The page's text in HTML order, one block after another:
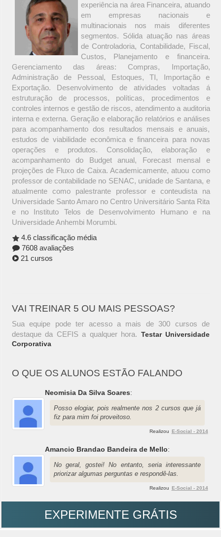
experiência na área Financeira, atuando
em empresas nacionais e
multinacionais nos mais diferentes
segmentos. Sólida atuação nas áreas
de Controladoria, Contabilidade, Fiscal,
Custos, Planejamento e financeira.
Gerenciamento das áreas: Compras, Importação,
Administração de Pessoal, Estoques, TI, Importação e
Exportação. Desenvolvimento de atividades voltadas á
estruturação de processos, políticas, procedimentos e
controles internos e gestão de riscos, atendimento a auditoria
interna e externa. Geração e elaboração relatórios e análises
para acompanhamento dos resultados mensais e anuais,
estudos de viabilidade econômica e financeira para novas
operações e produtos. Consolidação, elaboração e
acompanhamento do Budget anual, Forecast mensal e
projeções de Fluxo de Caixa. Academicamente, atuou como
professor de contabilidade no SENAC, unidade de Santana, e
atualmente como palestrante professor e conteudista na
Universidade Santo Amaro no Centro Universitário Santa Rita
e no Instituto Telos de Desenvolvimento Humano e na
Universidade Anhembi Morumbi.
4.6 classificação média
7608 avaliações
21 cursos
VAI TREINAR 5 OU MAIS PESSOAS?
Sua equipe pode ter acesso a mais de 300 cursos de
destaque da CEFIS a qualquer hora. Testar Universidade
Corporativa
O QUE OS ALUNOS ESTÃO FALANDO
Neomisia Da Silva Soares:
Posso elogiar, pois realmente nos 2 cursos que já
fiz para mim foi proveitoso.
Realizou E-Social - 2014
Amancio Brandao Bandeira de Mello:
No geral, gostei! No entanto, seria interessante
priorizar algumas perguntas e respondê-las.
Realizou E-Social - 2014
EXPERIMENTE GRÁTIS